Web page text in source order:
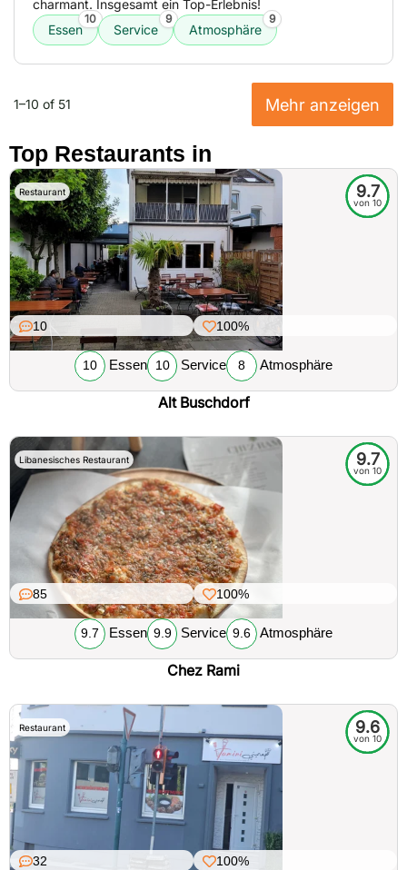
charmant. Insgesamt ein Top-Erlebnis!
Essen
10
Service
9
Atmosphäre
9
1–10 of 51 Mehr anzeigen
Top Restaurants in
Restaurant 9.7
von 10
10 100%
10 Essen 10 Service 8 Atmosphäre
Alt Buschdorf
Libanesisches Restaurant 9.7
von 10
85 100%
9.7 Essen 9.9 Service 9.6 Atmosphäre
Chez Rami
Restaurant 9.6
von 10
32 100%